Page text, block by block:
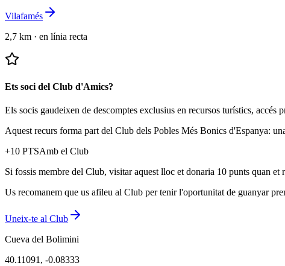
Vilafamés
2,7 km · en línia recta
Ets soci del Club d'Amics?
Els socis gaudeixen de descomptes exclusius en recursos turístics,
Aquest recurs forma part del Club dels Pobles Més Bonics d'Espanya:
+10 PTSAmb el Club
Si fossis membre del Club, visitar aquest lloc et donaria 10 punts quan et
Us recomanem que us afileu al Club per tenir l'oportunitat de guanyar
Uneix-te al Club
Cueva del Bolimini
40.11091, -0.08333